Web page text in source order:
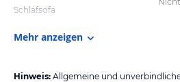
Schlafsofa
Mehr anzeigen
Hinweis: Allgemeine und